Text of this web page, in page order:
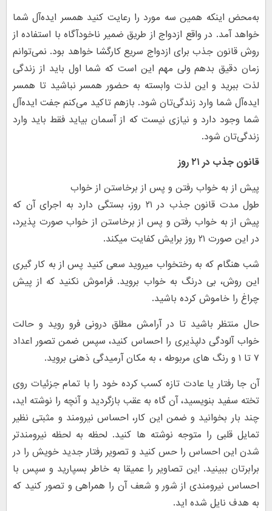
به‌محض اینکه همین سه مورد را رعایت کنید همسر ایده‌آل شما
خواهد آمد. در واقع ازدواج از طریق ضمیر ناخودآگاه با استفاده از
روش قانون جذب برای ازدواج سریع کارگشا خواهد بود. نمی‌توانم
زمان دقیق بدهم ولی مهم این است که شما اول باید از زندگی
لذت ببرید و این لذت وابسته به حضور همسر نباشید تا همسر
ایده‌آل شما وارد زندگی‌تان شود. بازهم تاکید می‌کنم جفت ایده‌آل
شما وجود دارد و نیازی نیست که از آسمان بیاید فقط باید وارد
زندگی‌تان شود.
قانون جذب در ۲۱ روز
پیش از به خواب رفتن و پس از برخاستن از خواب
طول مدت قانون جذب در ۲۱ روز، بستگی دارد به اجرای آن که
پیش از به خواب رفتن و پس از برخاستن از خواب صورت پذیرد،
در این صورت ۲۱ روز برایش کفایت میکند.
شب هنگام که به رختخواب میروید سعی کنید پس از به کار گیری
این روش، بی درنگ به خواب بروید. فراموش نکنید که از پیش
چراغ را خاموش کرده باشید.
حال منتظر باشید تا در آرامش مطلق درونی فرو روید و حالت
خواب آلودگی دلپذیری را احساس کنید، سپس ضمن تصور اعداد
۷ تا ۱ و رنگ های مربوطه ، به مکان آرمیدگی ذهنی بروید.
آن جا رفتار یا عادت تازه کسب کرده خود را با تمام جزئیات روی
تخته سفید بنویسید، آن گاه به عقب بازگردید و آنچه را نوشته اید،
چند بار بخوانید و ضمن این کار، احساس نیرومند و مثبتی نظیر
تمایل قلبی را متوجه نوشته ها کنید. لحظه به لحظه نیرومندتر
شدن این احساس را حس کنید و تصویر رفتار جدید خویش را در
برابرتان ببینید. این تصاویر را عمیقا به خاطر بسپارید و سپس با
احساس نیرومندی از شور و شعف آن را همراهی و تصور کنید که
به هدف نایل شده اید.